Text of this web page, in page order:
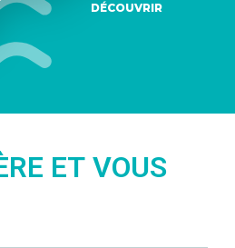
DÉCOUVRIR
ET VOUS